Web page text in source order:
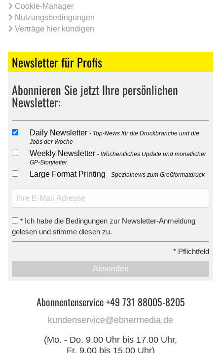
Cookie-Manager
Nutzungsbedingungen
Verträge hier kündigen
Newsletter für Profis
Abonnieren Sie jetzt Ihre persönlichen
Newsletter:
Daily Newsletter
Top-News für die Druckbranche und die
Jobs der Woche
Weekly Newsletter
Wöchentliches Update und monatlicher
GP-Storyletter
Large Format Printing Spezialnews zum Großformatdruck
* Ich habe die Bedingungen zur Newsletter-Anmeldung
gelesen und stimme diesen zu.
* Pflichtfeld
Absenden
Abonnentenservice +49 731 88005-8205
kundenservice@ebnermedia.de
(Mo. - Do. 9.00 Uhr bis 17.00 Uhr,
Fr. 9.00 bis 15.00 Uhr)